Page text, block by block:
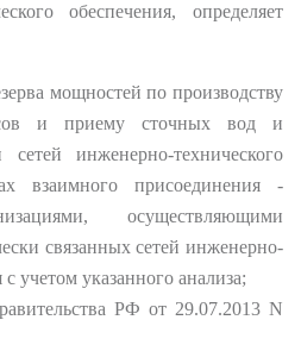
обеспечения, определяет
мощностей по производству
и приему сточных вод и
сетей инженерно-технического
взаимного присоединения -
осуществляющими
связанных сетей инженерно-
учетом указанного анализа;
РФ от 29.07.2013 N